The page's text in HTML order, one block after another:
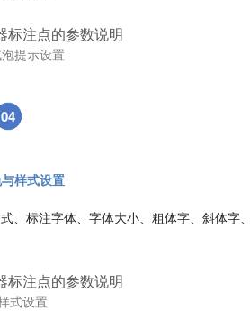
提示设置
04
样式设置
、标注字体、字体大小、粗体字、斜体字
式设置